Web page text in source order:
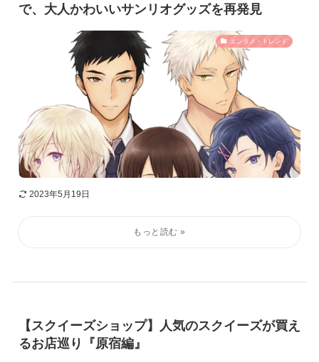
で、大人かわいいサンリオグッズを再発見
エンタメ・トレンド
2023年5月19日
【スクイーズショップ】人気のスクイーズが買え
るお店巡り『原宿編』